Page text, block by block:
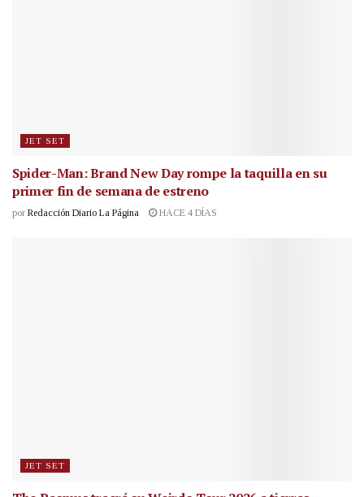
JET SET
Spider-Man: Brand New Day rompe la taquilla en su
primer fin de semana de estreno
por Redacción Diario La Página HACE 4 DÍAS
JET SET